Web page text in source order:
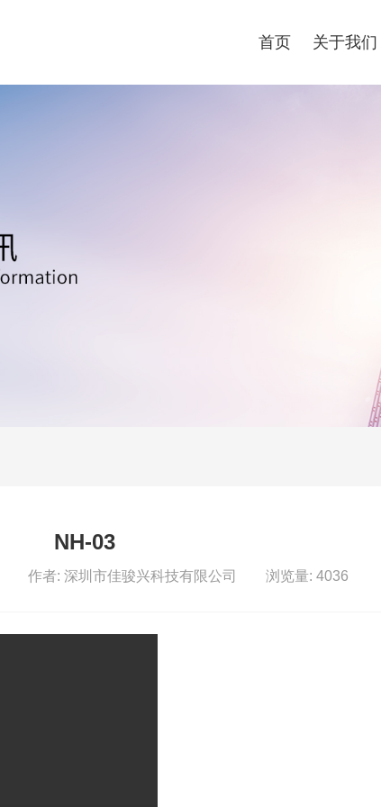
首页 关于我们
NH-03
作者: 深圳市佳骏兴科技有限公司 浏览量: 4036